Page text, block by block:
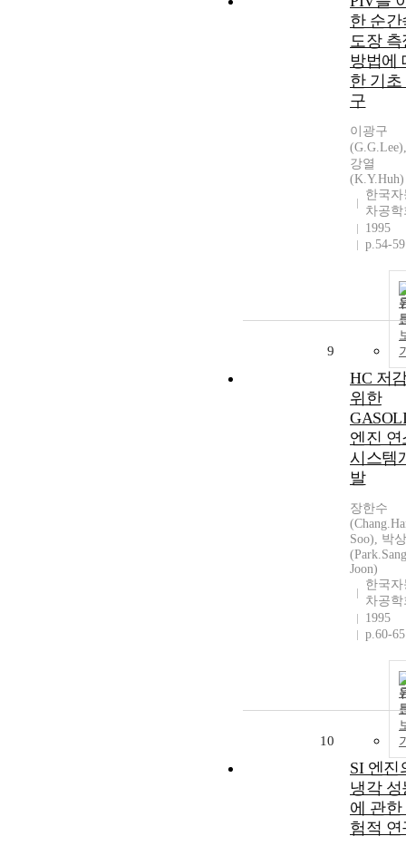
한 순간
도장 측
방법에
한 기초
구
이광구
강열
(K.Y.Huh)
한국자
차공학
1995
p.54-59
9
HC 저
위한
엔진 연
시스템
발
장한수
Soo), 박
Joon)
한국자
차공학
1995
p.60-65
10
SI 엔진
냉각 성
에 관한
험적 연